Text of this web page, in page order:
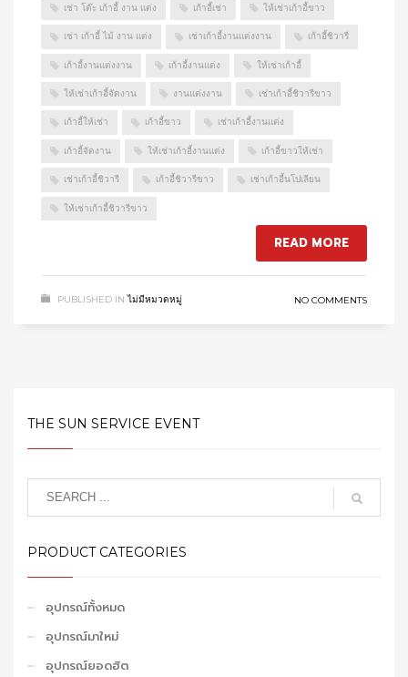
เช่า โต๊ะ เก้าอี้ งาน แต่ง เก้าอี้เช่า ให้เช่าเก้าอี้ขาว
เช่า เก้าอี้ ไม้ งาน แต่ง เช่าเก้าอี้งานแต่งงาน เก้าอี้ชิวารี
เก้าอี้งานแต่งงาน เก้าอี้งานแต่ง ให้เช่าเก้าอี้
ให้เช่าเก้าอี้จัดงาน งานแต่งงาน เช่าเก้าอี้ชิวารีขาว
เก้าอี้ให้เช่า เก้าอี้ขาว เช่าเก้าอี้งานแต่ง
เก้าอี้จัดงาน ให้เช่าเก้าอี้งานแต่ง เก้าอี้ขาวให้เช่า
เช่าเก้าอี้ชิวารี เก้าอี้ชิวารีขาว เช่าเก้าอี้นโปเลียน
ให้เช่าเก้าอี้ชิวารีขาว
READ MORE
PUBLISHED IN ไม่มีหมวดหมู่ NO COMMENTS
THE SUN SERVICE EVENT
PRODUCT CATEGORIES
อุปกรณ์ทั้งหมด
อุปกรณ์มาใหม่
อุปกรณ์ยอดฮิต